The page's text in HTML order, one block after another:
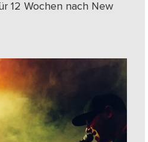
12 Wochen nach New